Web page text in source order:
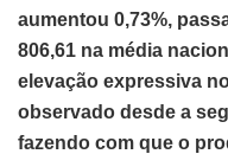
aumentou 0,73%,
806,61 na média
elevação expressiva
observado desde a
fazendo com que o